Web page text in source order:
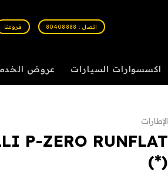
اتصل : 80408888 فروعنا
اكسسوارات السيارات عروض
الإطارات
P-ZERO RUNFLAT
(*)